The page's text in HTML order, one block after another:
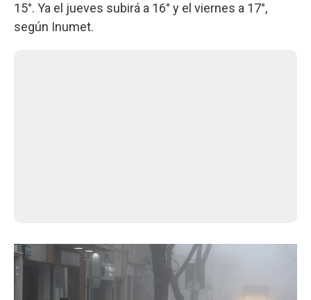
15°. Ya el jueves subirá a 16° y el viernes a 17°,
según Inumet.